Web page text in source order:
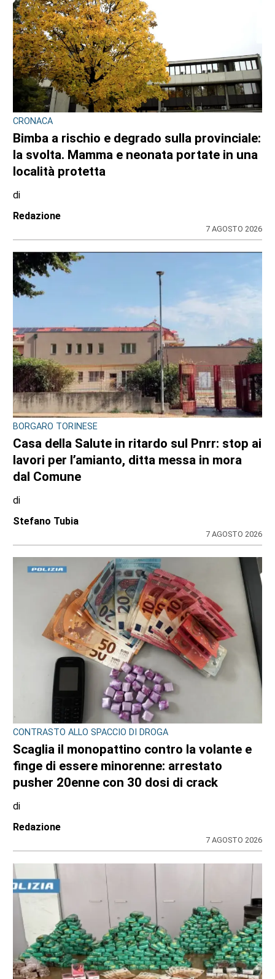
CONSIGLIO REGIONALE
Marcinelle, il presidente Nicco: “Onorare gli
italiani caduti sul lavoro in ogni parte del
mondo”
di
Redazione CRP
CONSIGLIO REGIONALE
Ambiente e conti pubblici al centro
dell’attività questa settimana in Consiglio
regionale
di
Redazione CRP
CONSIGLIO REGIONALE
A Palazzo Lascaris la mostra “Romano
Gazzera. Nel regno dei fiori giganti”
ULTIME NOTIZIE